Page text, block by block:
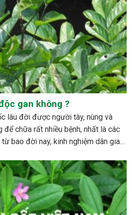
gan không ?
lâu đời được người tày, nùng và
để chữa rất nhiều bệnh, nhất là các
bao đời nay, kinh nghiệm dân gian